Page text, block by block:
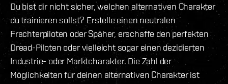
Du bist dir nicht sicher, welchen alternativen Charakter
du trainieren sollst? Erstelle einen neutralen
Frachterpiloten oder Späher, erschaffe den perfekten
Dread-Piloten oder vielleicht sogar einen dezidierten
Industrie- oder Marktcharakter. Die Zahl der
Möglichkeiten für deinen alternativen Charakter ist